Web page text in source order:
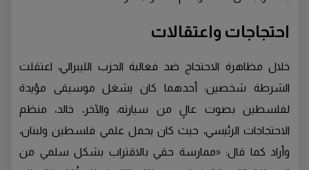
احتجاجات واعتقالات
خلال مظاهرة الاحتجاج ضد فعالية الحزب الليبرالي، اعتقلت
الشرطة شخصين: أحدهما كان يشغل موسيقى مؤيدة
لفلسطين بصوت عالٍ من سيارته، والآخر، خالد، منظم
الاحتجاجات الرئيسي، حيث كان يحمل علمي فلسطين ولبنان،
وأراد كما قال: «ممارسة حقي بالاقتراب بشكل سلمي من